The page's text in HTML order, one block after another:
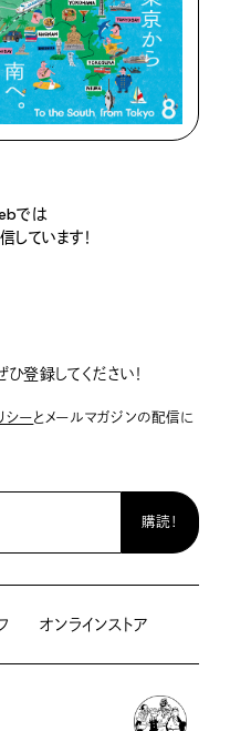
では
しています！
登録してください！
シーとメールマガジンの配信に
オンラインストア